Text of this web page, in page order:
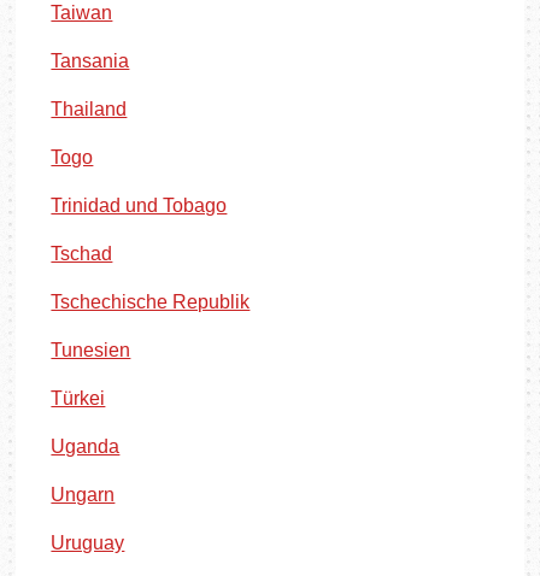
Taiwan
Tansania
Thailand
Togo
Trinidad und Tobago
Tschad
Tschechische Republik
Tunesien
Türkei
Uganda
Ungarn
Uruguay